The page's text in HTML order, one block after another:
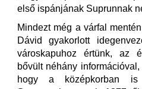
első ispánjának Suprunnak
Mindezt még a várfal
Dávid gyakorlott
városkapuhoz értünk, az
bővült néhány
hogy a középkorban